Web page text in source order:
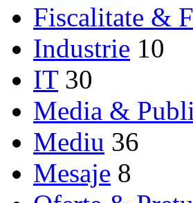
Fiscalitate &
Industrie 10
IT 30
Media &
Mediu 36
Mesaje 8